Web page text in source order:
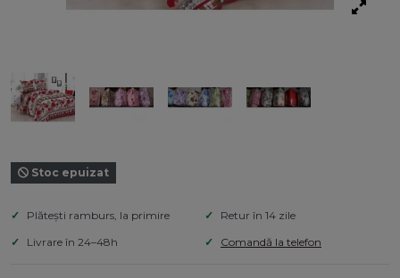
Stoc epuizat
Plătești ramburs, la primire
Retur în 14 zile
Livrare în 24–48h
Comandă la telefon